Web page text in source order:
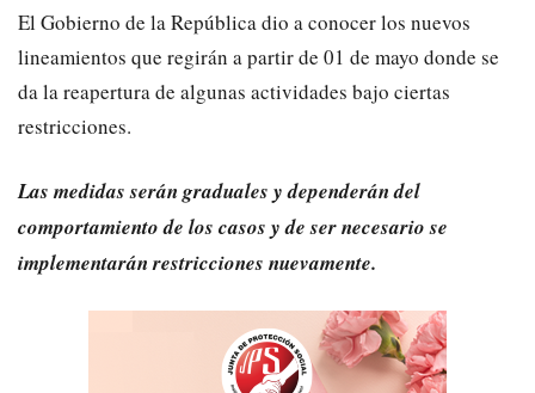
El Gobierno de la República dio a conocer los nuevos
lineamientos que regirán a partir de 01 de mayo donde se
da la reapertura de algunas actividades bajo ciertas
restricciones.
Las medidas serán graduales y dependerán del
comportamiento de los casos y de ser necesario se
implementarán restricciones nuevamente.